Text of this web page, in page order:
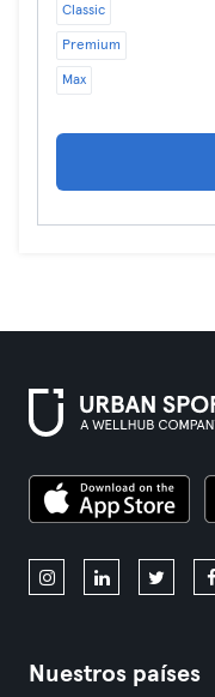
Classic
Premium
Max
Nuestros países